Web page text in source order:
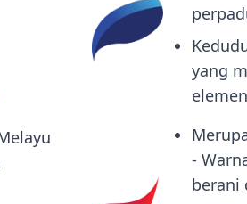
yang
-
berani